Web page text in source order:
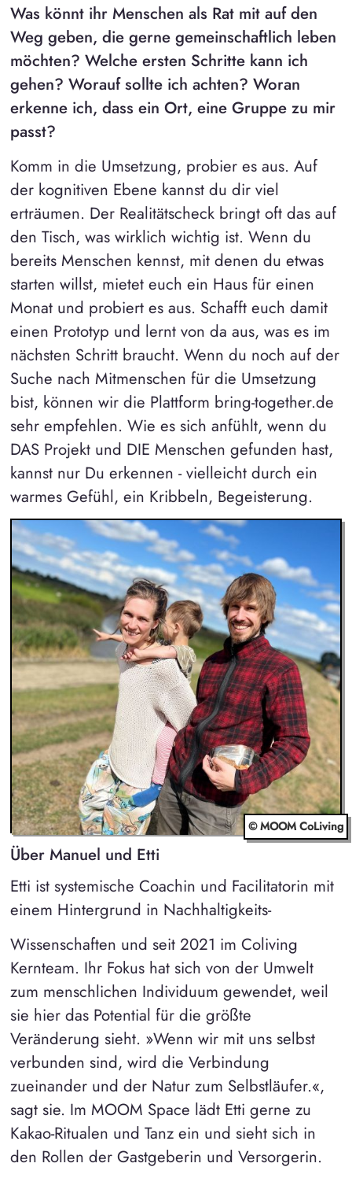
Was könnt ihr Menschen als Rat mit auf den
Weg geben, die gerne gemeinschaftlich leben
möchten? Welche ersten Schritte kann ich
gehen? Worauf sollte ich achten? Woran
erkenne ich, dass ein Ort, eine Gruppe zu mir
passt?
Komm in die Umsetzung, probier es aus. Auf
der kognitiven Ebene kannst du dir viel
erträumen. Der Realitätscheck bringt oft das auf
den Tisch, was wirklich wichtig ist. Wenn du
bereits Menschen kennst, mit denen du etwas
starten willst, mietet euch ein Haus für einen
Monat und probiert es aus. Schafft euch damit
einen Prototyp und lernt von da aus, was es im
nächsten Schritt braucht. Wenn du noch auf der
Suche nach Mitmenschen für die Umsetzung
bist, können wir die Plattform bring-together.de
sehr empfehlen. Wie es sich anfühlt, wenn du
DAS Projekt und DIE Menschen gefunden hast,
kannst nur Du erkennen - vielleicht durch ein
warmes Gefühl, ein Kribbeln, Begeisterung.
© MOOM CoLiving
Über Manuel und Etti
Etti ist systemische Coachin und Facilitatorin mit
einem Hintergrund in Nachhaltigkeits-
Wissenschaften und seit 2021 im Coliving
Kernteam. Ihr Fokus hat sich von der Umwelt
zum menschlichen Individuum gewendet, weil
sie hier das Potential für die größte
Veränderung sieht. »Wenn wir mit uns selbst
verbunden sind, wird die Verbindung
zueinander und der Natur zum Selbstläufer.«,
sagt sie. Im MOOM Space lädt Etti gerne zu
Kakao-Ritualen und Tanz ein und sieht sich in
den Rollen der Gastgeberin und Versorgerin.